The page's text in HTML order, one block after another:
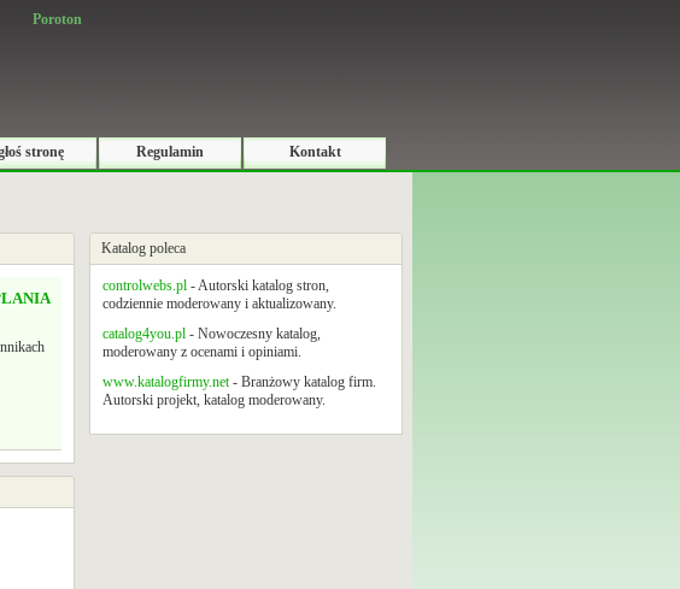
Poroton
stronę Regulamin Kontakt
Katalog poleca
controlwebs.pl - Autorski katalog stron,
codziennie moderowany i aktualizowany.
catalog4you.pl - Nowoczesny katalog,
moderowany z ocenami i opiniami.
www.katalogfirmy.net- Branżowy katalog firm.
Autorski projekt, katalog moderowany.